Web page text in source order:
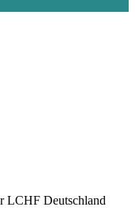
LCHF Deutschland